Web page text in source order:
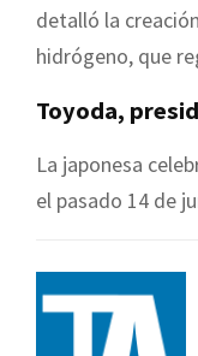
detalló la
hidrógeno, que
Toyoda,
La japonesa
el pasado 14 de